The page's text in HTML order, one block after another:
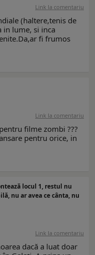
Link la comentariu
(haltere,tenis de
in lume, si inca
fi frumos
Link la comentariu
filme zombi ???
pentru orice, in
locul 1, restul nu
nu ar avea ce cânta, nu
Link la comentariu
dacă a luat doar